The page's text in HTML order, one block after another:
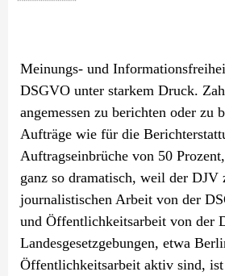
Meinungs- und
DSGVO unter starkem Druck.
angemessen zu berichten oder zu
Aufträge wie für die
Auftragseinbrüche von 50
ganz so dramatisch, weil der DJV
journalistischen Arbeit von der
und Öffentlichkeitsarbeit von der
Landesgesetzgebungen, etwa
Öffentlichkeitsarbeit aktiv sind,